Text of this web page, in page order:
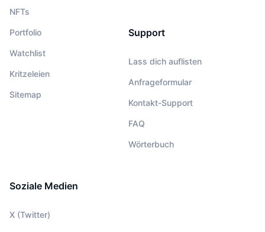
NFTs
Portfolio
Watchlist
Kritzeleien
Sitemap
Support
Lass dich auflisten
Anfrageformular
Kontakt-Support
FAQ
Wörterbuch
Soziale Medien
X (Twitter)